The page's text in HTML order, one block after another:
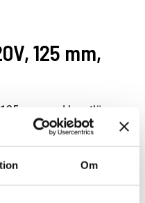
Om
125 mm,
mm med borstlös
enkelt skivbyte utan
snabbladdare och
3 år på batteriet.